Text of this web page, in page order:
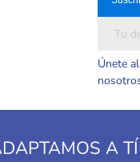
Únete
A TÍ